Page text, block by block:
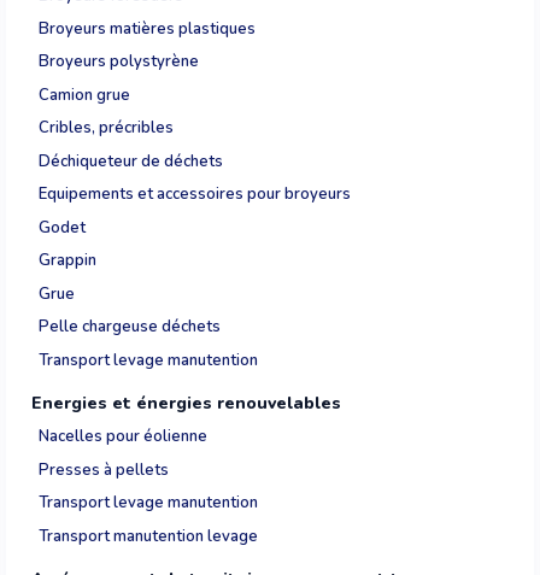
Broyeurs matières plastiques
Broyeurs polystyrène
Camion grue
Cribles, précribles
Déchiqueteur de déchets
Equipements et accessoires pour broyeurs
Godet
Grappin
Grue
Pelle chargeuse déchets
Transport levage manutention
Energies et énergies renouvelables
Nacelles pour éolienne
Presses à pellets
Transport levage manutention
Transport manutention levage